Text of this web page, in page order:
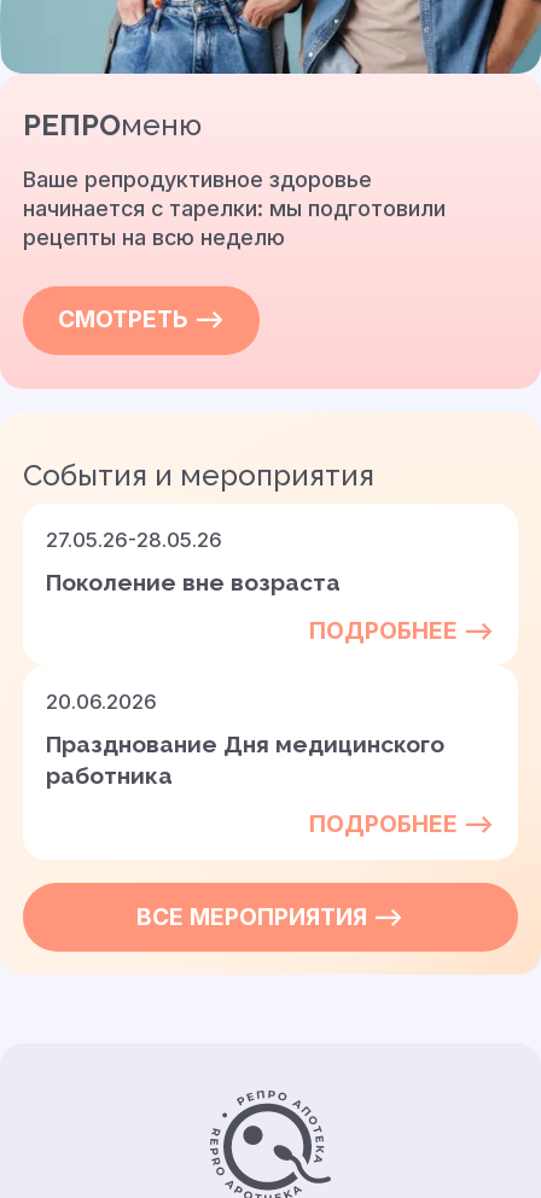
РЕПРОменю
Ваше репродуктивное здоровье
начинается с тарелки: мы подготовили
рецепты на всю неделю
СМОТРЕТЬ —>
События и мероприятия
ВСЕ МЕРОПРИЯТИЯ —>
27.05.26-28.05.26
Поколение вне возраста
ПОДРОБНЕЕ —>
20.06.2026
Празднование Дня медицинского
работника
ПОДРОБНЕЕ —>
Контакты и информация